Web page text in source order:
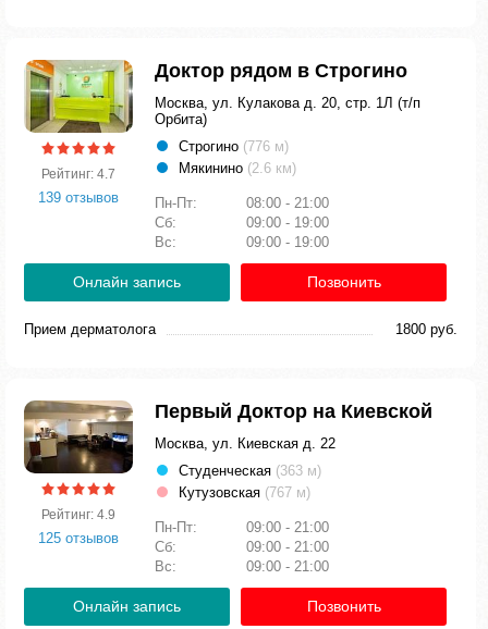
Рейтинг: 4.7
139 отзывов
Доктор рядом в Строгино
Москва, ул. Кулакова д. 20, стр. 1Л (т/п
Орбита)
Строгино (776 м)
Мякинино (2.6 км)
Пн-Пт:
08:00 - 21:00
Сб:
09:00 - 19:00
Вс:
09:00 - 19:00
Онлайн запись Позвонить
Прием дерматолога 1800 руб.
Рейтинг: 4.9
125 отзывов
Первый Доктор на Киевской
Москва, ул. Киевская д. 22
Студенческая (363 м)
Кутузовская (767 м)
Пн-Пт:
09:00 - 21:00
Сб:
09:00 - 21:00
Вс:
09:00 - 21:00
Онлайн запись Позвонить